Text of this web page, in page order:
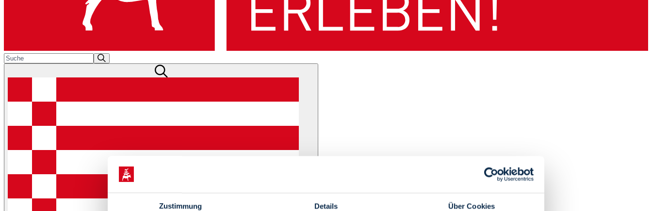
Zustimmung Details Über Cookies